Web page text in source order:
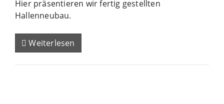
Hier präsentieren wir fertig gestellten
Hallenneubau.
Weiterlesen